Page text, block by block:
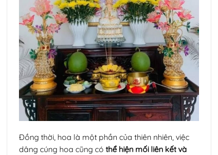
Đồng thời, hoa là một phần của thiên nhiên, việc
dâng cúng hoa cũng có thể hiện mối liên kết và